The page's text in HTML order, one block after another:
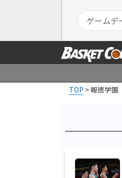
TOP >報徳学園